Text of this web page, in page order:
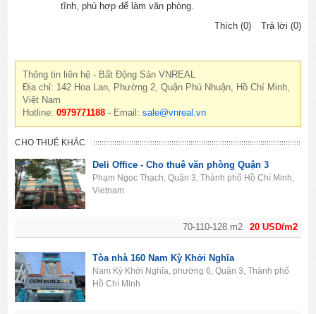
tĩnh, phù hợp để làm văn phòng.
Thích (0)
Trả lời (0)
Thông tin liên hệ - Bất Động Sản VNREAL
Địa chỉ: 142 Hoa Lan, Phường 2, Quận Phú Nhuận, Hồ Chí Minh,
Việt Nam
Hotline:0979771188 - Email:sale@vnreal.vn
CHO THUÊ KHÁC
20 USD/m2
70-110-128 m2
Deli Office - Cho thuê văn phòng Quận 3
Phạm Ngọc Thạch, Quận 3, Thành phố Hồ Chí Minh,
Vietnam
Tòa nhà 160 Nam Kỳ Khởi Nghĩa
Nam Kỳ Khởi Nghĩa, phường 6, Quận 3, Thành phố
Hồ Chí Minh